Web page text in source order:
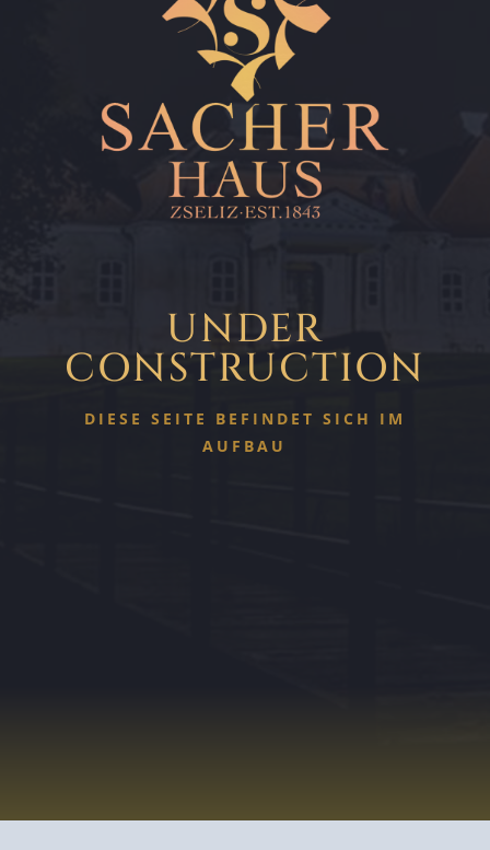
UNDER
CONSTRUCTION
DIESE SEITE BEFINDET SICH IM
AUFBAU